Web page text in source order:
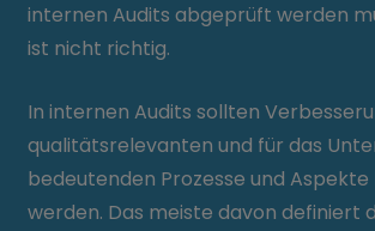
internen Audits abgeprüft werden
ist nicht richtig.
In internen Audits sollten
qualitätsrelevanten und für das
bedeutenden Prozesse und
werden. Das meiste davon definiert